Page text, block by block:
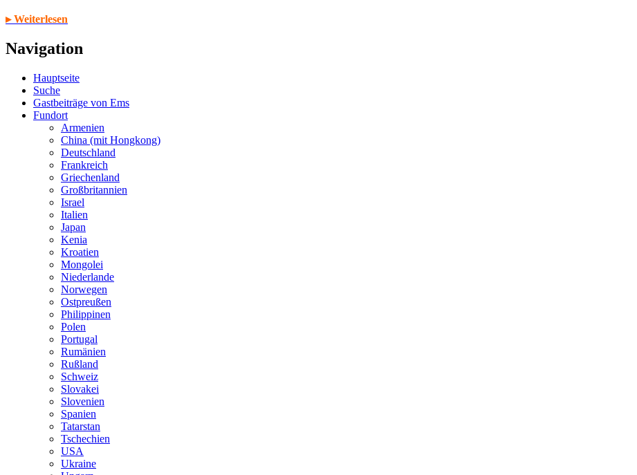
▸ Weiterlesen
Navigation
Hauptseite
Suche
Gastbeiträge von Ems
Fundort
Armenien
China (mit Hongkong)
Deutschland
Frankreich
Griechenland
Großbritannien
Israel
Italien
Japan
Kenia
Kroatien
Mongolei
Niederlande
Norwegen
Ostpreußen
Philippinen
Polen
Portugal
Rumänien
Rußland
Schweiz
Slovakei
Slovenien
Spanien
Tatarstan
Tschechien
USA
Ukraine